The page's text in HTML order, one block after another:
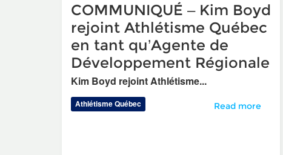
COMMUNIQUÉ – Kim Boyd
rejoint Athlétisme Québec
en tant qu’Agente de
Développement Régionale
Kim Boyd rejoint Athlétisme...
Athlétisme Québec Read more